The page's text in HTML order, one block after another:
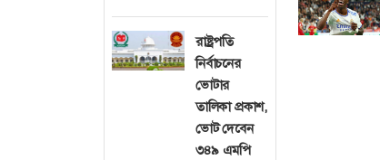
রাষ্ট্রপতি
নির্বাচনের
ভোটার
তালিকা প্রকাশ,
ভোট দেবেন
৩৪৯ এমপি